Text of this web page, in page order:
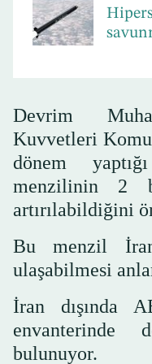
Devrim
Kuvvetleri
dönem
menzilinin 2
artırılabildiğini
Bu menzil
ulaşabilmesi
İran dışında
envanterinde
bulunuyor.